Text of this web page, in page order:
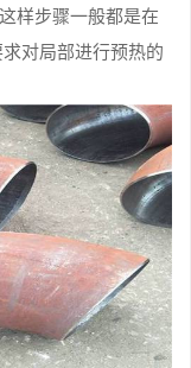
样步骤一般都是在
对局部进行预热的